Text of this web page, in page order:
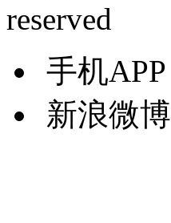
reserved
手机APP
新浪微博